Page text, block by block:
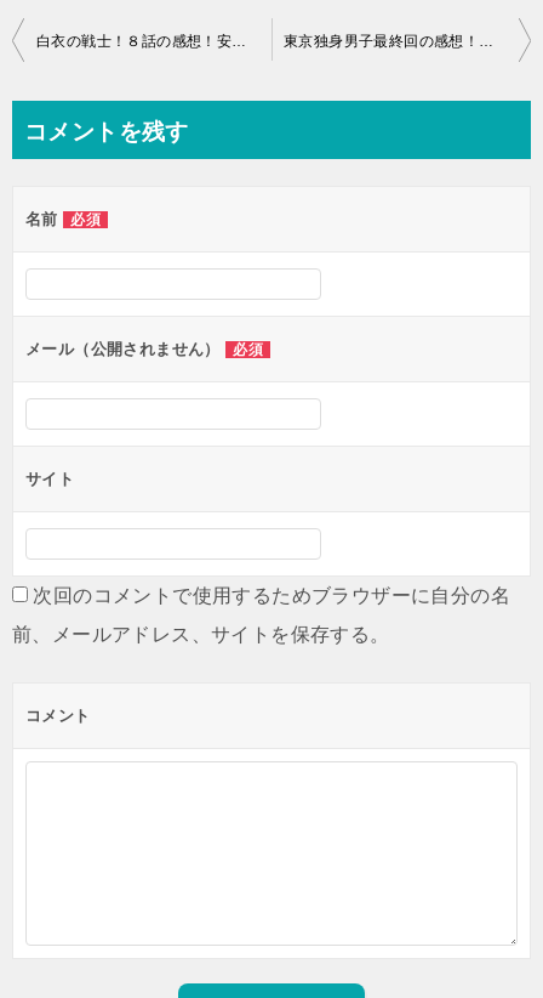
投
ビ
ー
シ
ン
白衣の戦士！８話の感想！安田顕のひきつり顔が面白いので顔芸集めてみました！ 東京独身男子最終回の感想！星野真里のゲスト出演は続編への布石か？あらすじネタバレも。
コメントを残す
名前 必須
メール（公開されません） 必須
サイト
次回のコメントで使用するためブラウザーに自分の名
前、メールアドレス、サイトを保存する。
コメント